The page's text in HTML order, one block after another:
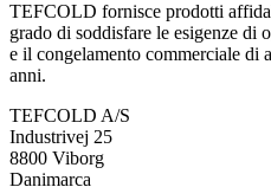
TEFCOLD fornisce prodotti
grado di soddisfare le esigenze di
e il congelamento commerciale di
anni.
TEFCOLD A/S
Industrivej 25
8800 Viborg
Danimarca